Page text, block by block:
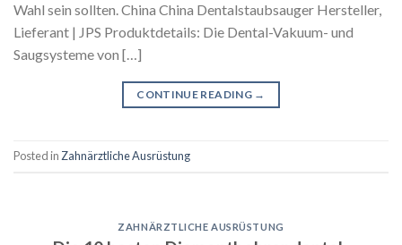
Wahl sein sollten. China China Dentalstaubsauger Hersteller,
Lieferant | JPS Produktdetails: Die Dental-Vakuum- und
Saugsysteme von […]
CONTINUE READING →
Posted inZahnärztliche Ausrüstung
ZAHNÄRZTLICHE AUSRÜSTUNG